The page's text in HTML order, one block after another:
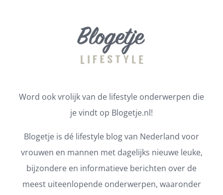
Word ook vrolijk van de lifestyle onderwerpen die
je vindt op Blogetje.nl!
Blogetje is dé lifestyle blog van Nederland voor
vrouwen en mannen met dagelijks nieuwe leuke,
bijzondere en informatieve berichten over de
meest uiteenlopende onderwerpen, waaronder